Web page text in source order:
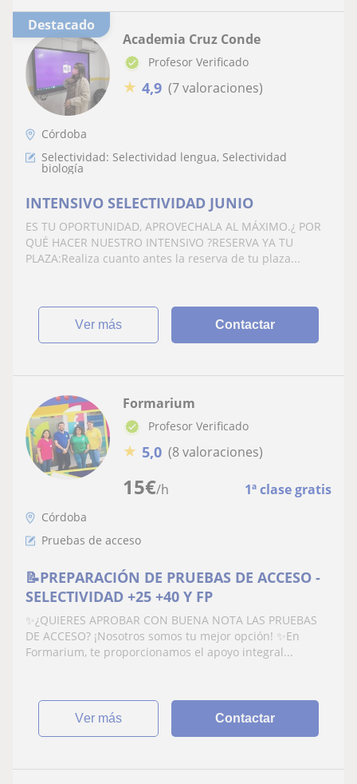
Destacado
Academia Cruz Conde
Profesor Verificado
★ 4,9 (7 valoraciones)
Córdoba
Selectividad: Selectividad lengua, Selectividad
biología
INTENSIVO SELECTIVIDAD JUNIO
ES TU OPORTUNIDAD, APROVECHALA AL MÁXIMO.¿ POR
QUÉ HACER NUESTRO INTENSIVO ?RESERVA YA TU
PLAZA:Realiza cuanto antes la reserva de tu plaza...
ver más Contactar
15€/h 1ª clase gratis
Formarium
Profesor Verificado
★ 5,0 (8 valoraciones)
Córdoba
Pruebas de acceso
📝PREPARACIÓN DE PRUEBAS DE ACCESO -
SELECTIVIDAD +25 +40 Y FP
✨¿QUIERES APROBAR CON BUENA NOTA LAS PRUEBAS
DE ACCESO? ¡Nosotros somos tu mejor opción! ✨En
Formarium, te proporcionamos el apoyo integral...
ver más Contactar